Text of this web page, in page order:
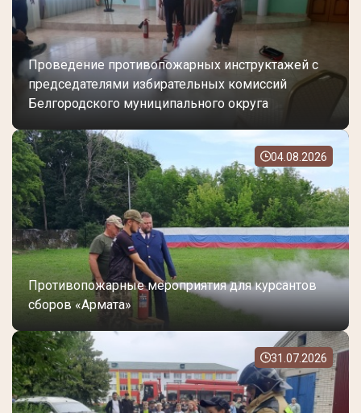
Проведение противопожарных инструктажей с
председателями избирательных комиссий
Белгородского муниципального округа
04.08.2026
Противопожарные мероприятия для курсантов
сборов «Армата»
31.07.2026